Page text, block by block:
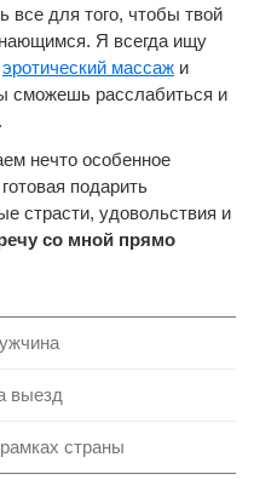
все для того, чтобы твой
Я всегда ищу
эротический массаж и
сможешь расслабиться и
нечто особенное
подарить
страсти, удовольствия и
со мной прямо
выезд
страны